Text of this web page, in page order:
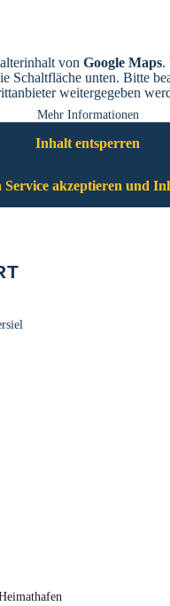
von Google Maps.
Schaltfläche unten. Bitte
weitergegeben
Mehr Informationen
Inhalt entsperren
akzeptieren und